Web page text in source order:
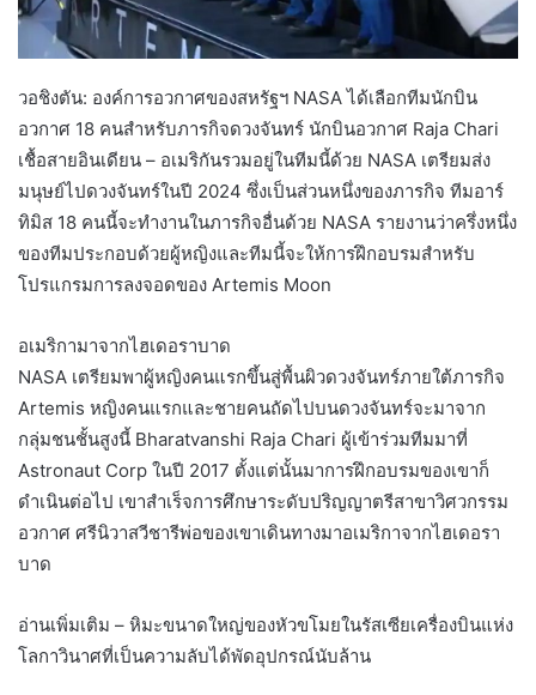
วอชิงตัน: ​​องค์การอวกาศของสหรัฐฯ NASA ได้เลือกทีมนักบิน
อวกาศ 18 คนสำหรับภารกิจดวงจันทร์ นักบินอวกาศ Raja Chari
เชื้อสายอินเดียน – อเมริกันรวมอยู่ในทีมนี้ด้วย NASA เตรียมส่ง
มนุษย์ไปดวงจันทร์ในปี 2024 ซึ่งเป็นส่วนหนึ่งของภารกิจ ทีมอาร์
ทิมิส 18 คนนี้จะทำงานในภารกิจอื่นด้วย NASA รายงานว่าครึ่งหนึ่ง
ของทีมประกอบด้วยผู้หญิงและทีมนี้จะให้การฝึกอบรมสำหรับ
โปรแกรมการลงจอดของ Artemis Moon
อเมริกามาจากไฮเดอราบาด
NASA เตรียมพาผู้หญิงคนแรกขึ้นสู่พื้นผิวดวงจันทร์ภายใต้ภารกิจ
Artemis หญิงคนแรกและชายคนถัดไปบนดวงจันทร์จะมาจาก
กลุ่มชนชั้นสูงนี้ Bharatvanshi Raja Chari ผู้เข้าร่วมทีมมาที่
Astronaut Corp ในปี 2017 ตั้งแต่นั้นมาการฝึกอบรมของเขาก็
ดำเนินต่อไป เขาสำเร็จการศึกษาระดับปริญญาตรีสาขาวิศวกรรม
อวกาศ ศรีนิวาสวีชารีพ่อของเขาเดินทางมาอเมริกาจากไฮเดอรา
บาด
อ่านเพิ่มเติม – หิมะขนาดใหญ่ของหัวขโมยในรัสเซียเครื่องบินแห่ง
โลกาวินาศที่เป็นความลับได้พัดอุปกรณ์นับล้าน